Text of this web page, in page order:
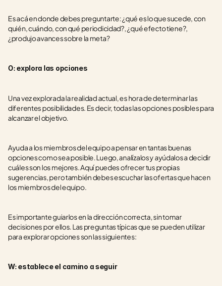
Es acá en donde debes preguntarte: ¿qué es lo que sucede, con
quién, cuándo, con qué periodicidad?, ¿qué efecto tiene?,
¿produjo avances sobre la meta?
O: explora las opciones
Una vez explorada la realidad actual, es hora de determinar las
diferentes posibilidades. Es decir, todas las opciones posibles para
alcanzar el objetivo.
Ayuda a los miembros del equipo a pensar en tantas buenas
opciones como sea posible. Luego, analízalos y ayúdalos a decidir
cuáles son los mejores. Aquí puedes ofrecer tus propias
sugerencias, pero también debes escuchar las ofertas que hacen
los miembros del equipo.
Es importante guiarlos en la dirección correcta, sin tomar
decisiones por ellos. Las preguntas típicas que se pueden utilizar
para explorar opciones son las siguientes:
W: establece el camino a seguir